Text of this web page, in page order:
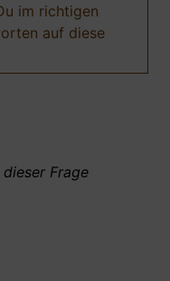
im richtigen
auf diese
Frage